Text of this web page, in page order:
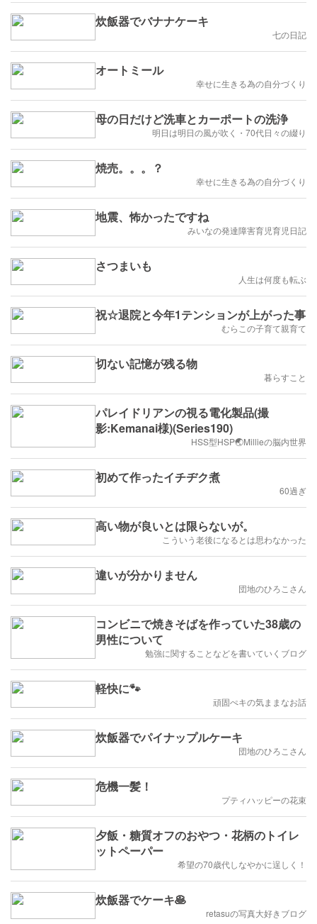
炊飯器でバナナケーキ
七の日記
オートミール
幸せに生きる為の自分づくり
母の日だけど洗車とカーポートの洗浄
明日は明日の風が吹く・70代日々の綴り
焼売。。。？
幸せに生きる為の自分づくり
地震、怖かったですね
みいなの発達障害育児育児日記
さつまいも
人生は何度も転ぶ
祝☆退院と今年1テンションが上がった事
むらこの子育て親育て
切ない記憶が残る物
暮らすこと
パレイドリアンの視る電化製品(撮
影:Kemanai様)(Series190)
HSS型HSP🌏Millieの脳内世界
初めて作ったイチヂク煮
60過ぎ
高い物が良いとは限らないが。
こういう老後になるとは思わなかった
違いが分かりません
団地のひろこさん
コンビニで焼きそばを作っていた38歳の
男性について
勉強に関することなどを書いていくブログ
軽快に🐾
頑固ぺキの気ままなお話
炊飯器でパイナップルケーキ
団地のひろこさん
危機一髪！
プティハッピーの花束
夕飯・糖質オフのおやつ・花柄のトイレ
ットペーパー
希望の70歳代しなやかに逞しく！
炊飯器でケーキ🥞
retasuの写真大好きブログ